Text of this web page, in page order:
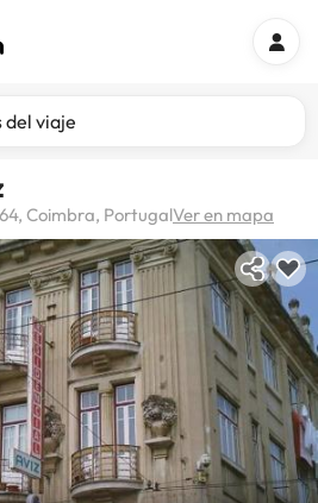
del viaje
Coimbra, PortugalVer en mapa